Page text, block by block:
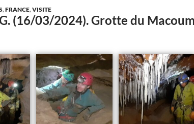
,FRANCE,VISITE
(16/03/2024). Grotte du